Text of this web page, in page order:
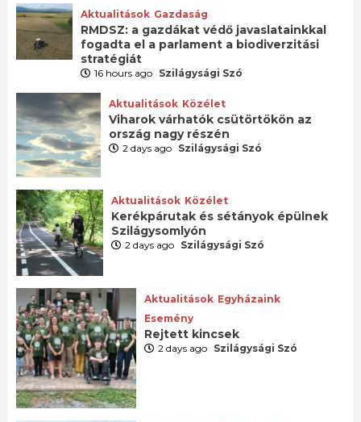
Aktualitások Gazdaság
RMDSZ: a gazdákat védő javaslatainkkal
fogadta el a parlament a biodiverzitási
stratégiát
16 hours ago Szilágysági Szó
Aktualitások Közélet
Viharok várhatók csütörtökön az
ország nagy részén
2 days ago Szilágysági Szó
Aktualitások Közélet
Kerékpárutak és sétányok épülnek
Szilágysomlyón
2 days ago Szilágysági Szó
Aktualitások Egyházaink
Esemény
Rejtett kincsek
2 days ago Szilágysági Szó